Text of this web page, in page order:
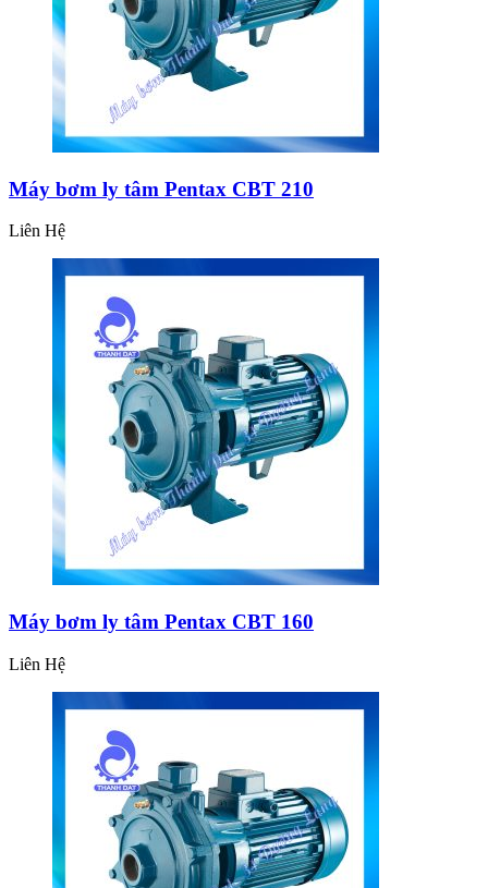
Máy bơm ly tâm Pentax CBT 210
Liên Hệ
Máy bơm ly tâm Pentax CBT 160
Liên Hệ